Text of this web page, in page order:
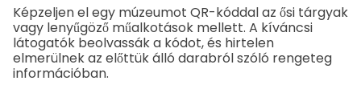
Képzeljen el egy múzeumot QR-kóddal az ősi tárgyak
vagy lenyűgöző műalkotások mellett. A kíváncsi
látogatók beolvassák a kódot, és hirtelen
elmerülnek az előttük álló darabról szóló rengeteg
információban.